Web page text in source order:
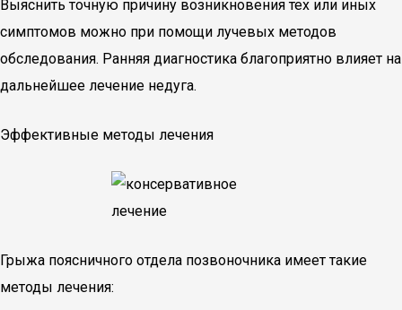
Выяснить точную причину возникновения тех или иных
симптомов можно при помощи лучевых методов
обследования. Ранняя диагностика благоприятно влияет на
дальнейшее лечение недуга.
Эффективные методы лечения
Грыжа поясничного отдела позвоночника имеет такие
методы лечения: